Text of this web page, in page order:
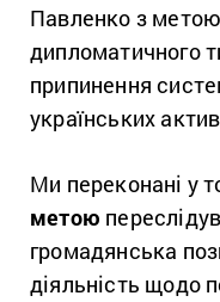
Павленко з метою
дипломатичного
припинення
українських
Ми переконані у
метою
громадянська
діяльність щодо